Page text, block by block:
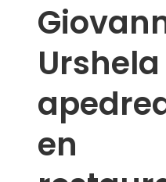
Urshela
en